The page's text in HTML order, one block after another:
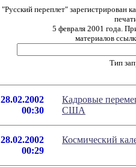
"Русский переплет" зарегистрирован
5 февраля 2001 года.
материалов
Тип
28.02.2002
00:30
Кадровые
США
28.02.2002
00:29
Космический